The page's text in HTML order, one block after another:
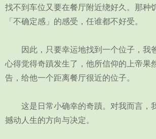
找不到车位又要在餐厅附近绕好久。那种
「不确定感」的感受，任谁都不好受。
因此，只要幸运地找到一个位子，我
心得觉得奇蹟发生了，他所信仰的上帝果
告，给他一个距离餐厅很近的位子。
这是日常小确幸的奇蹟。对我而言，
撼动人生的方向与决定。